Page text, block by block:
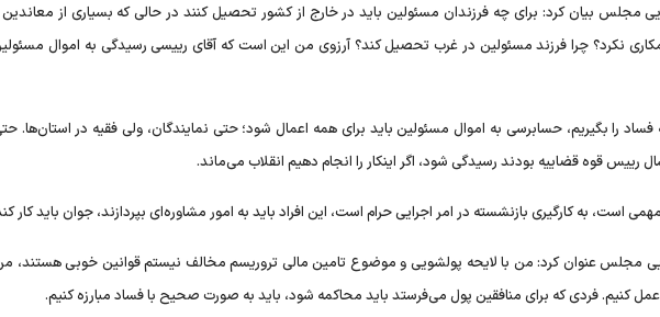
بیان کرد: برای چه فرزندان مسئولین باید در خارج از کشور تحصیل کنند در حالی که بسیاری از
با صدام همکاری نکرد؟ چرا فرزند مسئولین در غرب تحصیل کند؟ آرزوی من این است که آقای رییسی رسیدگی به اموال
فساد را بگیریم، حسابرسی به اموال مسئولین باید برای همه اعمال شود؛ حتی نمایندگان، ولی فقیه در استان‌ها.
رییس قوه قضاییه بودند رسیدگی شود، اگر اینکار را انجام دهیم انقلاب می‌ماند.
است، به کارگیری بازنشسته در امر اجرایی حرام است، این افراد باید به امور مشاوره‌ای بپردازند، جوان باید کار
عنوان کرد: من با لایحه پولشویی و موضوع تامین مالی تروریسم مخالف نیستم قوانین خوبی هستند،
عمل کنیم. فردی که برای منافقین پول می‌فرستد باید محاکمه شود، باید به صورت صحیح با فساد مبارزه کنیم.